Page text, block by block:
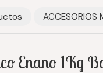
ACCESORIOS
Enano 1Kg